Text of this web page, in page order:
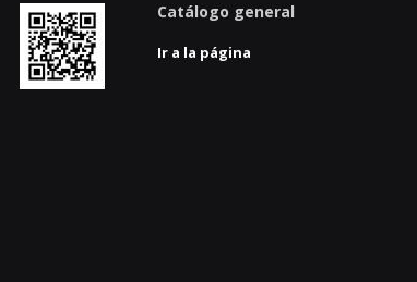
Catálogo general
Ir a la página